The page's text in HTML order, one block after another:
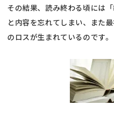
その結果、読み終わる頃には
と内容を忘れてしまい、また
のロスが生まれているのです。